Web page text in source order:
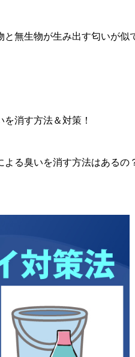
無生物が生み出す匂いが似
消す方法＆対策！
る臭いを消す方法はあるの